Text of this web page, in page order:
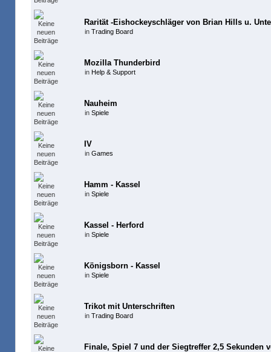
Rarität -Eishockeyschläger von Brian Hills u.
in Trading Board
Mozilla Thunderbird
in Help & Support
Nauheim
in Spiele
IV
in Games
Hamm - Kassel
in Spiele
Kassel - Herford
in Spiele
Königsborn - Kassel
in Spiele
Trikot mit Unterschriften
in Trading Board
Finale, Spiel 7 und der Siegtreffer 2,5 Sekunden